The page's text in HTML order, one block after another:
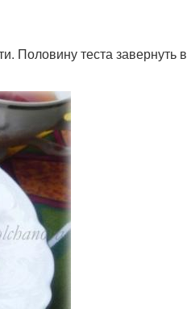
Половину теста завернуть в